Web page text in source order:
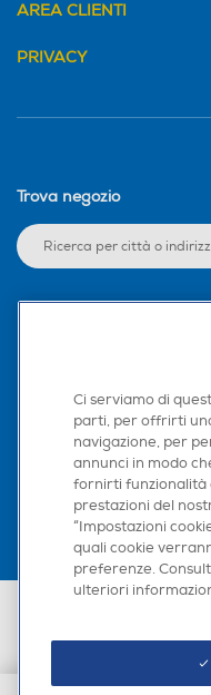
AREA CLIENTI
PRIVACY
Trova negozio
Scarica la nostra app
n. 13337170156. Codice
agli Artt. 45 e ss del Codice
Ci serviamo di
parti, per offrirti
navigazione, per
annunci in modo
fornirti funzionalità
prestazioni del
“Impostazioni
quali cookie
preferenze.
ulteriori